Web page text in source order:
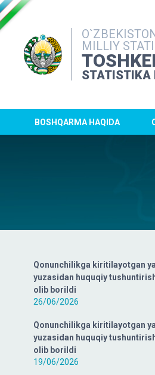
MILLIY
STATISTIKA
BOSHQARMA HAQIDA
Qonunchilikga kiritilayotgan
yuzasidan huquqiy
olib borildi
26/06/2026
Qonunchilikga kiritilayotgan
yuzasidan huquqiy
olib borildi
19/06/2026